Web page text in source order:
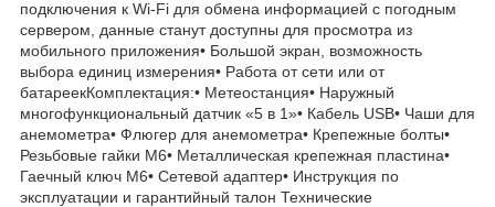
подключения к Wi-Fi для обмена информацией с погодным
сервером, данные станут доступны для просмотра из
мобильного приложения• Большой экран, возможность
выбора единиц измерения• Работа от сети или от
батареекКомплектация:• Метеостанция• Наружный
многофункциональный датчик «5 в 1»• Кабель USB• Чаши для
анемометра• Флюгер для анемометра• Крепежные болты•
Резьбовые гайки M6• Металлическая крепежная пластина•
Гаечный ключ M6• Сетевой адаптер• Инструкция по
эксплуатации и гарантийный талон Технические